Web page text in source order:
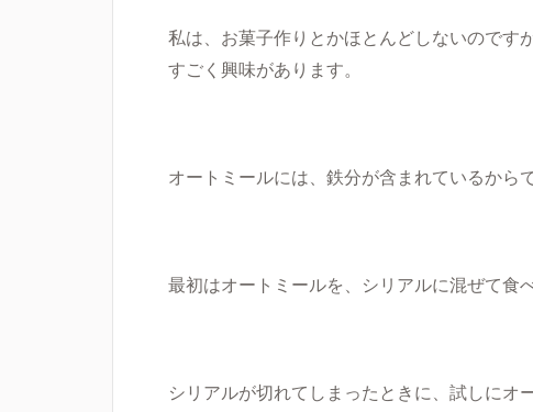
私は、お菓子作りとかほとんどしないのです
すごく興味があります。
オートミールには、鉄分が含まれているからで
最初はオートミールを、 シリアルに混ぜて食
シリアルが切れてしまったときに、試しにオ